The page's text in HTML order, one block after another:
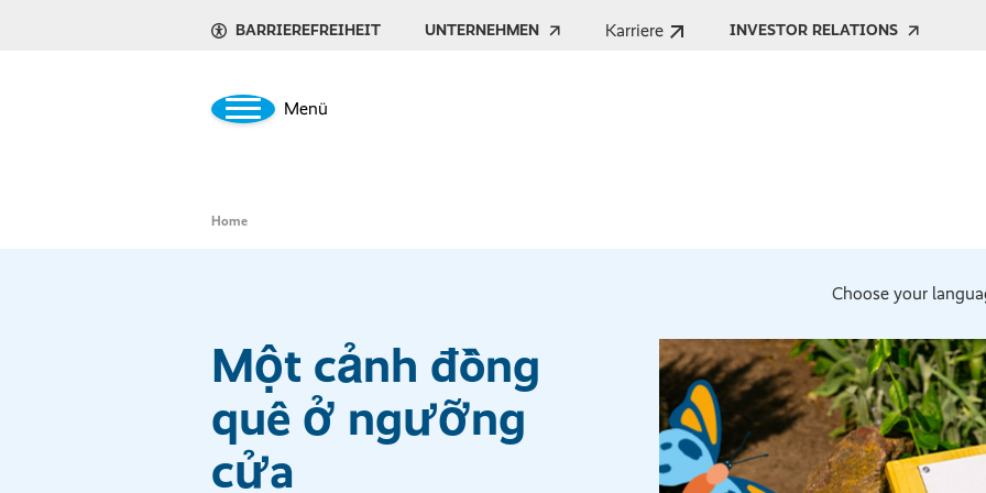
BARRIEREFREIHEIT UNTERNEHMEN Karriere INVESTOR RELATIONS
Menü
Home
Choose your
Một cảnh đồng
quê ở ngưỡng
cửa